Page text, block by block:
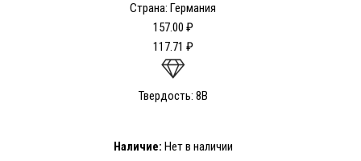
Страна: Германия
157.00 ₽
117.71 ₽
Твердость: 8В
Наличие: Нет в наличии